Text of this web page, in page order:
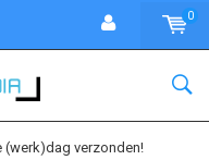
0
verzonden!